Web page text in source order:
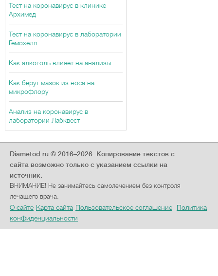
Тест на коронавирус в клинике
Архимед
Тест на коронавирус в лаборатории
Гемохелп
Как алкоголь влияет на анализы
Как берут мазок из носа на
микрофлору
Анализ на коронавирус в
лаборатории Лабквест
Diametod.ru © 2016–2026. Копирование текстов с
сайта возможно только с указанием ссылки на
источник.
ВНИМАНИЕ! Не занимайтесь самолечением без контроля
лечащего врача.
О сайте Карта сайта Пользовательское соглашение
Политика
конфиденциальности